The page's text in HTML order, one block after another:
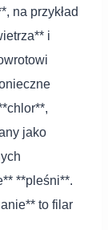
na przykład
i
jako
**pleśni**.
to filar